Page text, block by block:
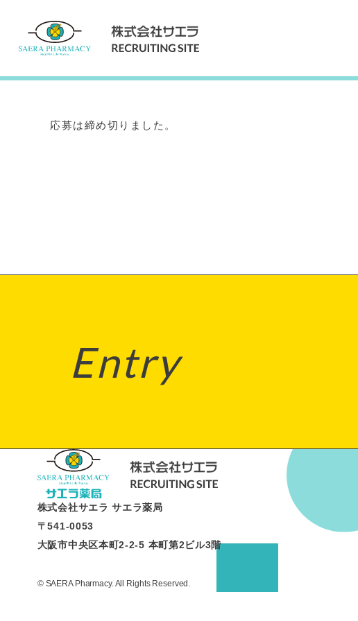
Internship
応募は締め切りました。
Entry
株式会社サエラ サエラ薬局
〒541-0053
大阪市中央区本町2-2-5 本町第2ビル3階
© SAERA Pharmacy. All Rights Reserved.